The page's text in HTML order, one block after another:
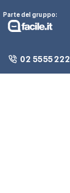
02 5555 222
Parte del gruppo: